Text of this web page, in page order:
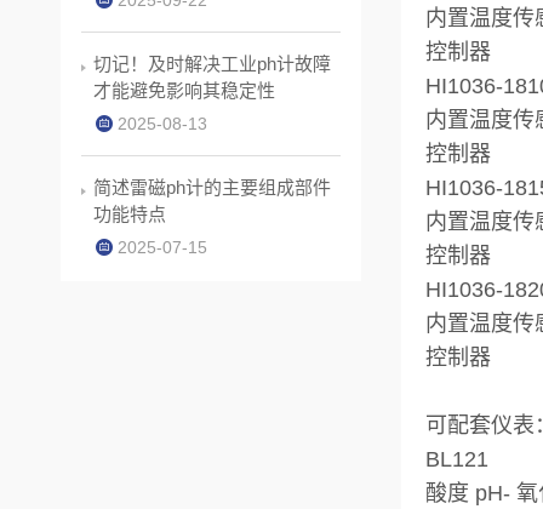
内置温度传
控制器
HI1036-
内置温度传
控制器
HI1036-
内置温度传
控制器
HI1036-
内置温度传
控制器
可 配套仪表
BL121
酸度 pH-
切记！及时解决工业ph计故障
才能避免影响其稳定性
2025-08-13
简述雷磁ph计的主要组成部件
功能特点
2025-07-15